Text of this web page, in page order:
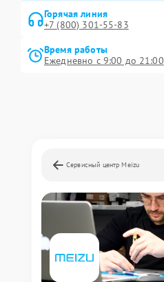
Горячая линия
+7 (800) 301-55-83
Время работы
Ежедневно с 9:00 до 21:00
Сервисный центр Meizu